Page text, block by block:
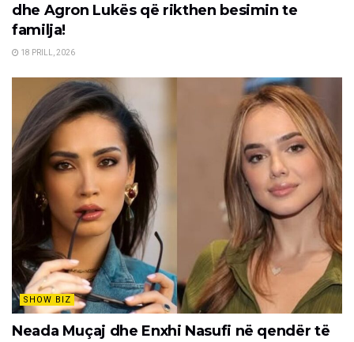
dhe Agron Lukës që rikthen besimin te
familja!
18 PRILL, 2026
SHOW BIZ
Neada Muçaj dhe Enxhi Nasufi në qendër të